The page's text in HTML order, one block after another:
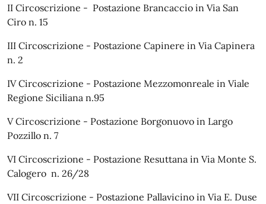
II Circoscrizione - Postazione Brancaccio in Via San
Ciro n. 15
III Circoscrizione - Postazione Capinere in Via Capinera
n. 2
IV Circoscrizione - Postazione Mezzomonreale in Viale
Regione Siciliana n.95
V Circoscrizione - Postazione Borgonuovo in Largo
Pozzillo n. 7
VI Circoscrizione - Postazione Resuttana in Via Monte S.
Calogero n. 26/28
VII Circoscrizione - Postazione Pallavicino in Via E. Duse